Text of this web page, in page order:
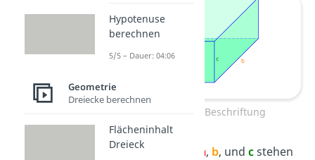
Quader mit Beschriftung
Die Buchstaben a, b, und cstehen
Hypotenuse
berechnen
5/5 – Dauer: 04:06
Geometrie
Dreiecke berechnen
Flächeninhalt
Dreieck